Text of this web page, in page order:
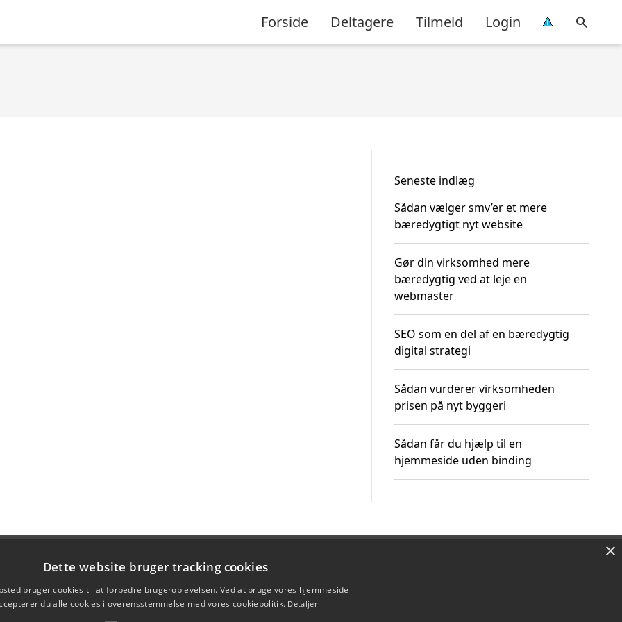
Forside Deltagere Tilmeld Login
Seneste indlæg
Sådan vælger smv’er et mere
bæredygtigt nyt website
Gør din virksomhed mere
bæredygtig ved at leje en
webmaster
SEO som en del af en bæredygtig
digital strategi
Sådan vurderer virksomheden
prisen på nyt byggeri
Sådan får du hjælp til en
hjemmeside uden binding
×
Dette website bruger tracking cookies
bruger cookies til at forbedre brugeroplevelsen. Ved at bruge vores hjemmeside
du alle cookies i overensstemmelse med vores cookiepolitik. Detaljer